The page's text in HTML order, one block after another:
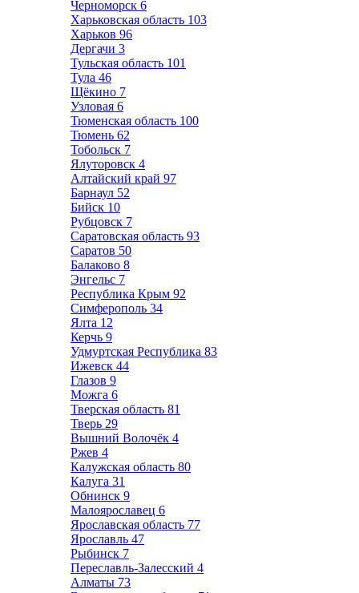
Черноморск 6
Харьковская область 103
Харьков 96
Дергачи 3
Тульская область 101
Тула 46
Щёкино 7
Узловая 6
Тюменская область 100
Тюмень 62
Тобольск 7
Ялуторовск 4
Алтайский край 97
Барнаул 52
Бийск 10
Рубцовск 7
Саратовская область 93
Саратов 50
Балаково 8
Энгельс 7
Республика Крым 92
Симферополь 34
Ялта 12
Керчь 9
Удмуртская Республика 83
Ижевск 44
Глазов 9
Можга 6
Тверская область 81
Тверь 29
Вышний Волочёк 4
Ржев 4
Калужская область 80
Калуга 31
Обнинск 9
Малоярославец 6
Ярославская область 77
Ярославль 47
Рыбинск 7
Переславль-Залесский 4
Алматы 73